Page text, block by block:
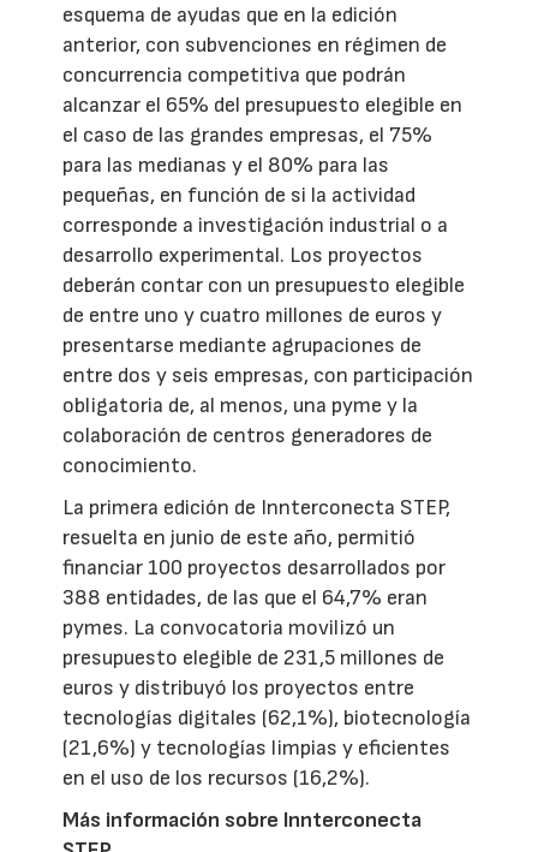
esquema de ayudas que en la edición
anterior, con subvenciones en régimen de
concurrencia competitiva que podrán
alcanzar el 65% del presupuesto elegible en
el caso de las grandes empresas, el 75%
para las medianas y el 80% para las
pequeñas, en función de si la actividad
corresponde a investigación industrial o a
desarrollo experimental. Los proyectos
deberán contar con un presupuesto elegible
de entre uno y cuatro millones de euros y
presentarse mediante agrupaciones de
entre dos y seis empresas, con participación
obligatoria de, al menos, una pyme y la
colaboración de centros generadores de
conocimiento.
La primera edición de Innterconecta STEP,
resuelta en junio de este año, permitió
financiar 100 proyectos desarrollados por
388 entidades, de las que el 64,7% eran
pymes. La convocatoria movilizó un
presupuesto elegible de 231,5 millones de
euros y distribuyó los proyectos entre
tecnologías digitales (62,1%), biotecnología
(21,6%) y tecnologías limpias y eficientes
en el uso de los recursos (16,2%).
Más información sobre Innterconecta